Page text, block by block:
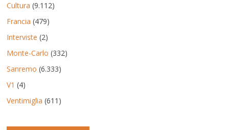
Cultura (9.112)
Francia (479)
Interviste (2)
Monte-Carlo (332)
Sanremo (6.333)
V1 (4)
Ventimiglia (611)